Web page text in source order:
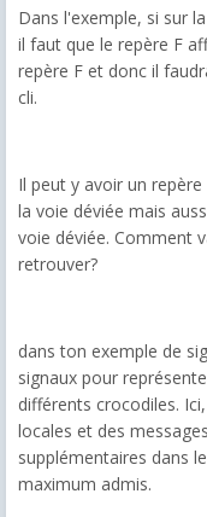
Dans l'exemple, si sur
il faut que le repère F
repère F et donc il
cli.
Il peut y avoir un
la voie déviée mais
voie déviée. Comment
retrouver?
dans ton exemple de
signaux pour
différents crocodiles.
locales et des
supplémentaires dans
maximum admis.